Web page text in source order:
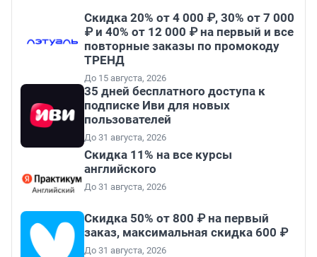
Скидка 20% от 4 000 ₽, 30% от 7 000
₽ и 40% от 12 000 ₽ на первый и все
повторные заказы по промокоду
ТРЕНД
До 15 августа, 2026
35 дней бесплатного доступа к
подписке Иви для новых
пользователей
До 31 августа, 2026
Скидка 11% на все курсы
английского
До 31 августа, 2026
Скидка 50% от 800 ₽ на первый
заказ, максимальная скидка 600 ₽
До 31 августа, 2026